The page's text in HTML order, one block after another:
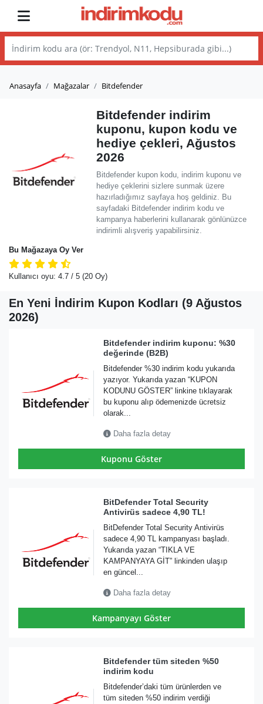
Anasayfa Mağazalar Bitdefender
Bu Mağazaya Oy Ver
Kullanıcı oyu: 4.7 / 5 (20 Oy)
Bitdefender indirim
kuponu, kupon kodu ve
hediye çekleri, Ağustos
2026
Bitdefender kupon kodu, indirim kuponu ve
hediye çeklerini sizlere sunmak üzere
hazırladığımız sayfaya hoş geldiniz. Bu
sayfadaki Bitdefender indirim kodu ve
kampanya haberlerini kullanarak gönlünüzce
indirimli alışveriş yapabilirsiniz.
En Yeni İndirim Kupon Kodları (9 Ağustos
2026)
Bitdefender indirim kuponu: %30
değerinde (B2B)
Bitdefender %30 indirim kodu yukarıda
yazıyor. Yukarıda yazan “KUPON
KODUNU GÖSTER” linkine tıklayarak
bu kuponu alıp ödemenizde ücretsiz
olarak...
Daha fazla detay
Kuponu Göster
BitDefender Total Security
Antivirüs sadece 4,90 TL!
BitDefender Total Security Antivirüs
sadece 4,90 TL kampanyası başladı.
Yukarıda yazan “TIKLA VE
KAMPANYAYA GİT” linkinden ulaşıp
en güncel...
Daha fazla detay
Kampanyayı Göster
Bitdefender tüm siteden %50
indirim kodu
Bitdefender’daki tüm ürünlerden ve
tüm siteden %50 indirim verdiği